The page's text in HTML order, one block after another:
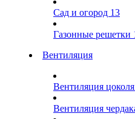
Сад и огород 13
Газонные решетки
Вентиляция
Вентиляция цоколя
Вентиляция